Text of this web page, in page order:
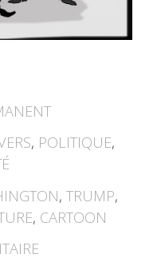
, POLITIQUE,
,TRUMP,
, CARTOON